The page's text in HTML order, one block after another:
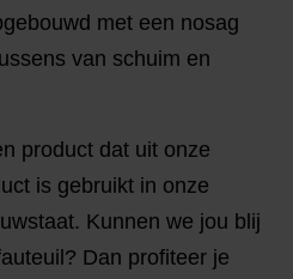
met een nosag
van schuim en
product dat uit onze
is gebruikt in onze
Kunnen we jou blij
Dan profiteer je